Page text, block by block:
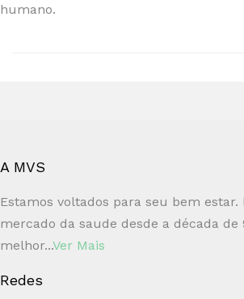
humano.
A MVS
Estamos voltados para seu bem estar.
mercado da saude desde a década de
melhor...Ver Mais
Redes